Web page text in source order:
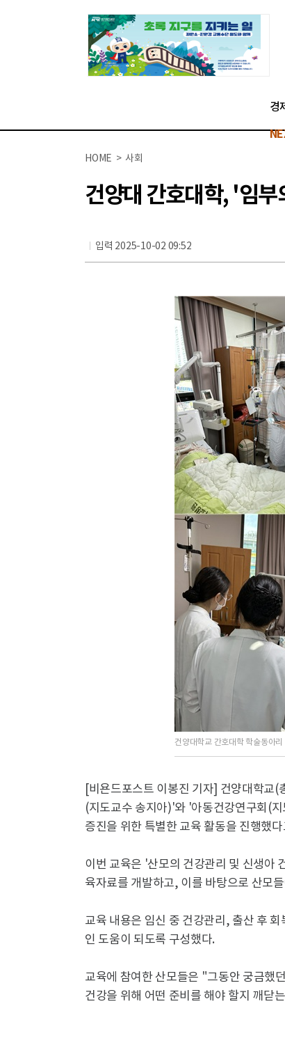
경제
HOME > 사회
건양대 간호대학, '임부
입력 2025-10-02 09:52
건양대학교 간호대학 학술동아
[비욘드포스트 이봉진 기자] 건양대학교
(지도교수 송지아)'와 '아동건강연구회(
증진을 위한 특별한 교육 활동을 진행했
이번 교육은 '산모의 건강관리 및 신생아
육자료를 개발하고, 이를 바탕으로 산모
교육 내용은 임신 중 건강관리, 출산 후
인 도움이 되도록 구성했다.
교육에 참여한 산모들은 "그동안 궁금했
건강을 위해 어떤 준비를 해야 할지 깨닫